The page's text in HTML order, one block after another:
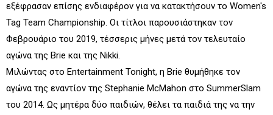
εξέφρασαν επίσης ενδιαφέρον για να κατακτήσουν το Women's
Tag Team Championship. Οι τίτλοι παρουσιάστηκαν τον
Φεβρουάριο του 2019, τέσσερις μήνες μετά τον τελευταίο
αγώνα της Brie και της Nikki.
Μιλώντας στο Entertainment Tonight, η Brie θυμήθηκε τον
αγώνα της εναντίον της Stephanie McMahon στο SummerSlam
του 2014. Ως μητέρα δύο παιδιών, θέλει τα παιδιά της να την